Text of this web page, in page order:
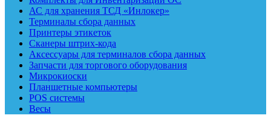
АС для хранения ТСД «Инлокер»
Терминалы сбора данных
Принтеры этикеток
Сканеры штрих-кода
Аксессуары для терминалов сбора данных
Запчасти для торгового оборудования
Микрокиоски
Планшетные компьютеры
POS системы
Весы